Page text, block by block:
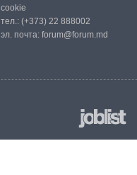
cookie
тел.: (+373) 22 888002
эл. почта: forum@forum.md